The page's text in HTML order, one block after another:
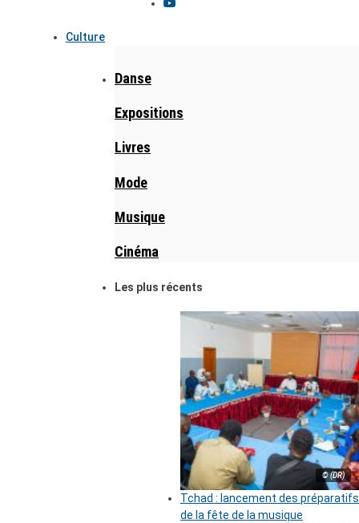
Culture
Danse
Expositions
Livres
Mode
Musique
Cinéma
Les plus récents
© (DR)
Tchad : lancement des préparatifs
de la fête de la musique